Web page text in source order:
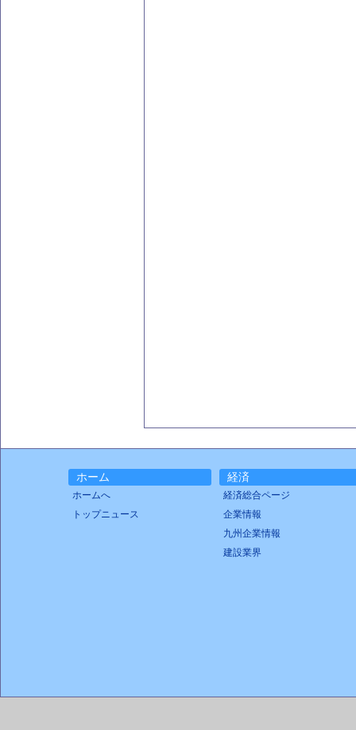
ホーム
ホームへ
トップニュース
経済
経済総合ページ
企業情報
九州企業情報
建設業界